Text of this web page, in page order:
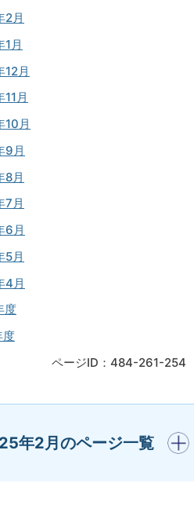
2月
月
月
月
10月
9月
8月
7月
6月
5月
4月
度
度
ページID：484-261-254
年2月のページ一覧
開く